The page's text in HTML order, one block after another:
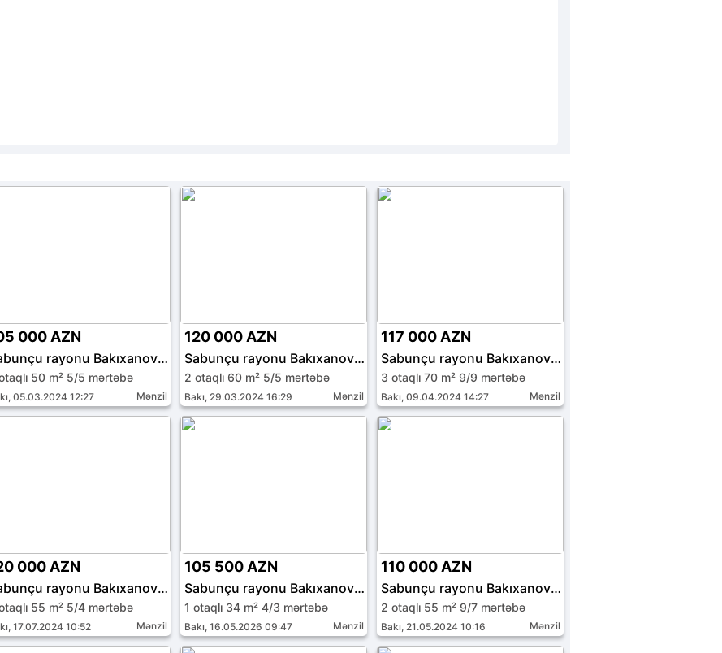
000 AZN
Sabunçu rayonu Bakıxanov qəs.
50 m² 5/5 mərtəbə
05.03.2024 12:27 Mənzil
120 000 AZN
Sabunçu rayonu Bakıxanov qəs.
2 otaqlı 60 m² 5/5 mərtəbə
Bakı, 29.03.2024 16:29 Mənzil
117 000 AZN
Sabunçu rayonu Bakıxanov qəs.
3 otaqlı 70 m² 9/9 mərtəbə
Bakı, 09.04.2024 14:27 Mənzil
000 AZN
Sabunçu rayonu Bakıxanov qəs.
55 m² 5/4 mərtəbə
17.07.2024 10:52 Mənzil
105 500 AZN
Sabunçu rayonu Bakıxanov qəs.
1 otaqlı 34 m² 4/3 mərtəbə
Bakı, 16.05.2026 09:47 Mənzil
110 000 AZN
Sabunçu rayonu Bakıxanov qəs.
2 otaqlı 55 m² 9/7 mərtəbə
Bakı, 21.05.2024 10:16 Mənzil